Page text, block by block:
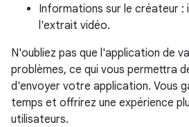
Informations sur le créateur :
l'extrait vidéo.
N'oubliez pas que l'application de
problèmes, ce qui vous permettra
d'envoyer votre application. Vous
temps et offrirez une expérience
utilisateurs.